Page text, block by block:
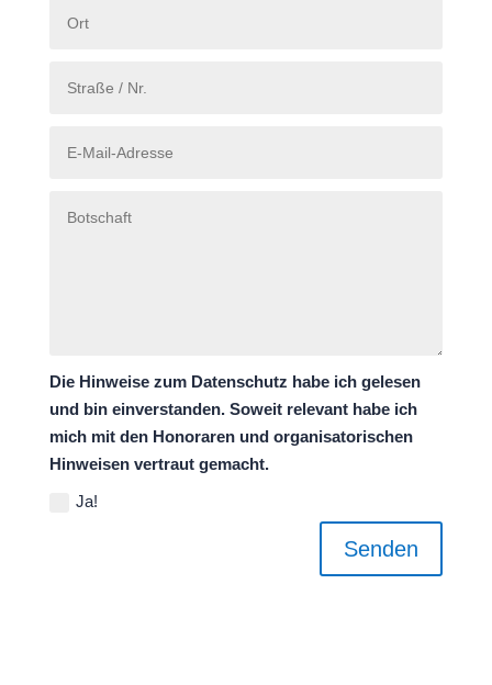
Die Hinweise zum Datenschutz habe ich gelesen
und bin einverstanden. Soweit relevant habe ich
mich mit den Honoraren und organisatorischen
Hinweisen vertraut gemacht.
Ja!
Senden